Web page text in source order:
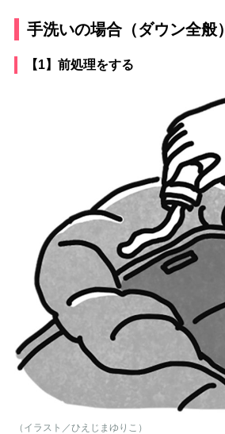
手洗いの場合（ダウン全般）
【1】前処理をする
（イラスト／ひえじまゆりこ）